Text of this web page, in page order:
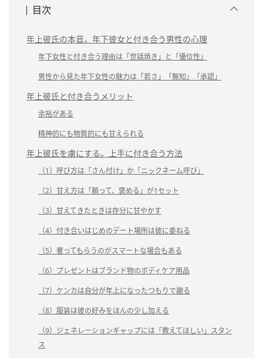
目次
年上彼氏の本音。年下彼女と付き合う男性の心理
年下女性と付き合う理由は「世話焼き」と「優位性」
男性から見た年下女性の魅力は「若さ」「無知」「承認」
年上彼氏と付き合うメリット
余裕がある
精神的にも物質的にも甘えられる
年上彼氏を虜にする。上手に付き合う方法
（1）呼び方は「さん付け」か「ニックネーム呼び」
（2）甘え方は「頼って、褒める」が1セット
（3）甘えてきたときは存分に甘やかす
（4）付き合いはじめのデート場所は彼に委ねる
（5）奢ってもらうのがスマートな場合もある
（6）プレゼントはブランド物のボディケア用品
（7）ケンカは自分が年上になったつもりで謝る
（8）服装は彼の好みをほんの少し加える
（9）ジェネレーションギャップには「教えてほしい」スタン
ス